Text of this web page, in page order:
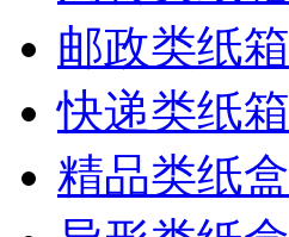
邮政类纸箱
快递类纸箱
精品类纸盒